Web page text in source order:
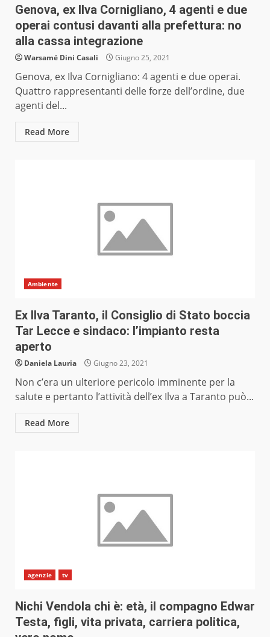
Genova, ex Ilva Cornigliano, 4 agenti e due
operai contusi davanti alla prefettura: no
alla cassa integrazione
Warsamé Dini Casali Giugno 25, 2021
Genova, ex Ilva Cornigliano: 4 agenti e due operai.
Quattro rappresentanti delle forze dell’ordine, due
agenti del...
Read More
Ambiente
Ex Ilva Taranto, il Consiglio di Stato boccia
Tar Lecce e sindaco: l’impianto resta
aperto
Daniela Lauria Giugno 23, 2021
Non c’era un ulteriore pericolo imminente per la
salute e pertanto l’attività dell’ex Ilva a Taranto può...
Read More
agenzie tv
Nichi Vendola chi è: età, il compagno Edwar
Testa, figli, vita privata, carriera politica,